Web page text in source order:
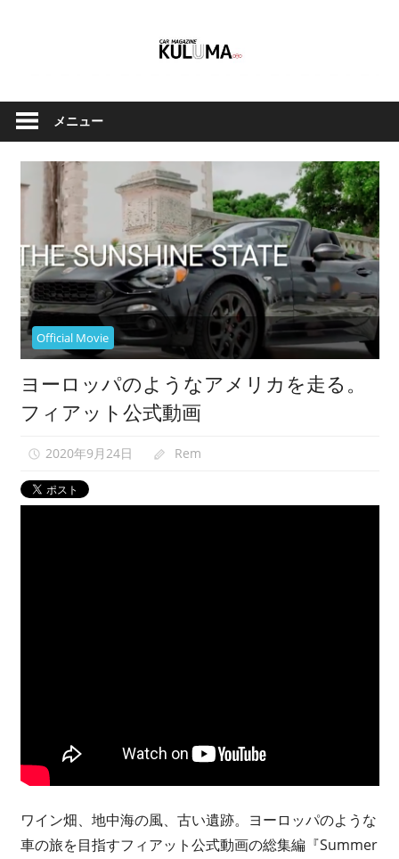
ツ
Car
Magazine
Kuluma.jp
ル
マ
と
バ
の
オ
フ
ィ
シ
ル
映
紹
介
中。
メニュー
Official Movie
ヨーロッパのようなアメリカを走る。
フィアット公式動画
2020年9月24日 Rem
ワイン畑、地中海の風、古い遺跡。ヨーロッパのような
車の旅を目指すフィアット公式動画の総集編『Summer